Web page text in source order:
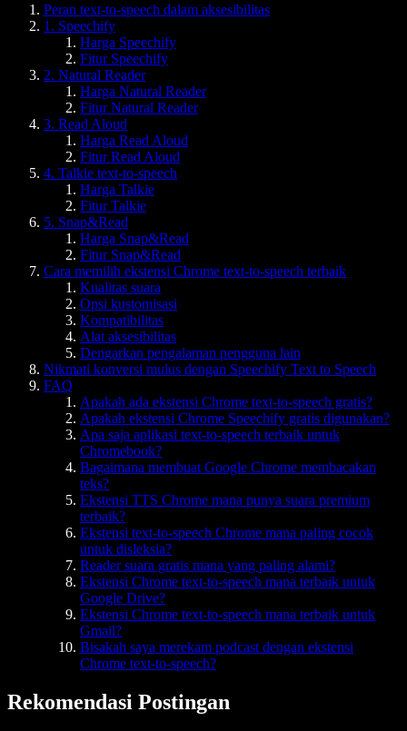
Peran text-to-speech dalam aksesibilitas
1. Speechify
Harga Speechify
Fitur Speechify
2. Natural Reader
Harga Natural Reader
Fitur Natural Reader
3. Read Aloud
Harga Read Aloud
Fitur Read Aloud
4. Talkie text-to-speech
Harga Talkie
Fitur Talkie
5. Snap&Read
Harga Snap&Read
Fitur Snap&Read
Cara memilih ekstensi Chrome text-to-speech terbaik
Kualitas suara
Opsi kustomisasi
Kompatibilitas
Alat aksesibilitas
Dengarkan pengalaman pengguna lain
Nikmati konversi mulus dengan Speechify Text to Speech
FAQ
Apakah ada ekstensi Chrome text-to-speech gratis?
Apakah ekstensi Chrome Speechify gratis digunakan?
Apa saja aplikasi text-to-speech terbaik untuk
Chromebook?
Bagaimana membuat Google Chrome membacakan
teks?
Ekstensi TTS Chrome mana punya suara premium
terbaik?
Ekstensi text-to-speech Chrome mana paling cocok
untuk disleksia?
Reader suara gratis mana yang paling alami?
Ekstensi Chrome text-to-speech mana terbaik untuk
Google Drive?
Ekstensi Chrome text-to-speech mana terbaik untuk
Gmail?
Bisakah saya merekam podcast dengan ekstensi
Chrome text-to-speech?
Rekomendasi Postingan